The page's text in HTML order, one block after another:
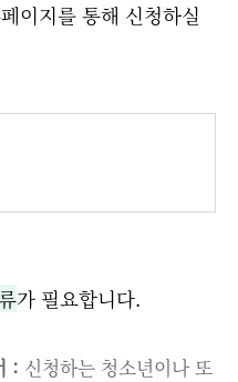
이지를 통해 신청하실
가 필요합니다.
: 신청하는 청소년이나 또